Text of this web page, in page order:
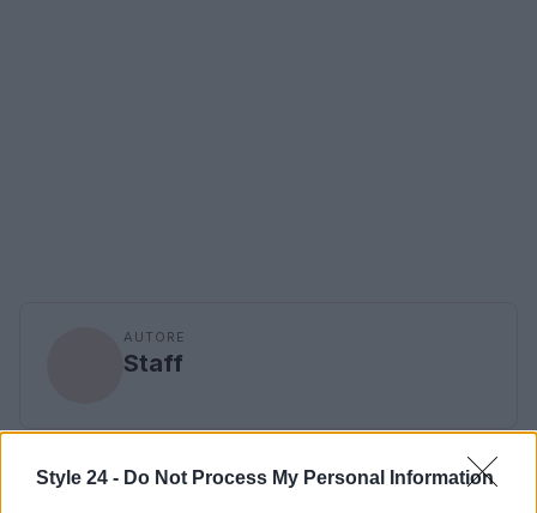
Style 24 - Do Not Process My Personal Information
AUTORE
Staff